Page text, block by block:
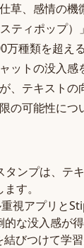
草、感情の
ティポップ
万種類を超
ットの没入
、テキスト
可能性につ
ンプは、テ
す。
視アプリと
な没入感が得
びつけて学